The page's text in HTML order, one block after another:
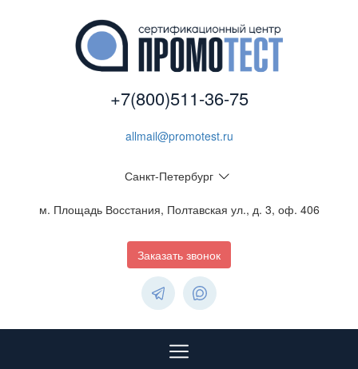
+7(800)511-36-75
allmail@promotest.ru
Санкт-Петербург
м. Площадь Восстания, Полтавская ул., д. 3, оф. 406
Заказать звонок